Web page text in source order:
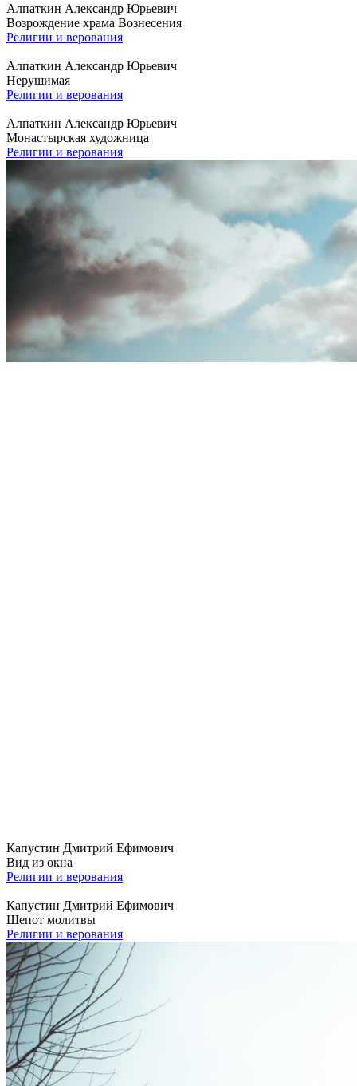
Алпаткин Александр Юрьевич
Возрождение храма Вознесения
Религии и верования
Алпаткин Александр Юрьевич
Нерушимая
Религии и верования
Алпаткин Александр Юрьевич
Монастырская художница
Религии и верования
Капустин Дмитрий Ефимович
Вид из окна
Религии и верования
Капустин Дмитрий Ефимович
Шепот молитвы
Религии и верования